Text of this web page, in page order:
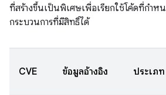
ที่สร้างขึ้นเป็นพิเศษเพื่อเรียกใช้โค้ดที่กำห
กระบวนการที่มีสิทธิ์ได้
CVE ข้อมูลอ้างอิง ประเภท